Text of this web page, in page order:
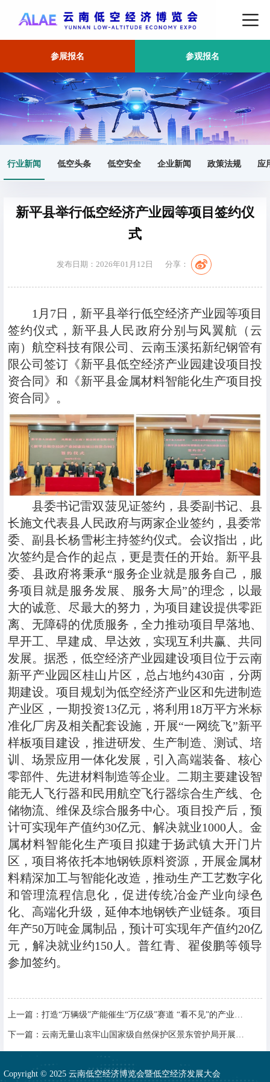
参展报名 参观报名
行业新闻 低空头条 低空安全 企业新闻 政策法规 应
首页 行业新闻 正文
新平县举行低空经济产业园等项目签约仪
式
发布日期：2026年01月12日 分享：
1月7日，新平县举行低空经济产业园等项目
签约仪式，新平县人民政府分别与风翼航（云
南）航空科技有限公司、云南玉溪拓新纪钢管有
限公司签订《新平县低空经济产业园建设项目投
资合同》和《新平县金属材料智能化生产项目投
资合同》。
县委书记雷双菠见证签约，县委副书记、县
长施文代表县人民政府与两家企业签约，县委常
委、副县长杨雪彬主持签约仪式。会议指出，此
次签约是合作的起点，更是责任的开始。新平县
委、县政府将秉承“服务企业就是服务自己，服
务项目就是服务发展、服务大局”的理念，以最
大的诚意、尽最大的努力，为项目建设提供零距
离、无障碍的优质服务，全力推动项目早落地、
早开工、早建成、早达效，实现互利共赢、共同
发展。据悉，低空经济产业园建设项目位于云南
新平产业园区桂山片区，总占地约430亩，分两
期建设。项目规划为低空经济产业区和先进制造
产业区，一期投资13亿元，将利用18万平方米标
准化厂房及相关配套设施，开展“一网统飞”新平
样板项目建设，推进研发、生产制造、测试、培
训、场景应用一体化发展，引入高端装备、核心
零部件、先进材料制造等企业。二期主要建设智
能无人飞行器和民用航空飞行器综合生产线、仓
储物流、维保及综合服务中心。项目投产后，预
计可实现年产值约30亿元、解决就业1000人。金
属材料智能化生产项目拟建于扬武镇大开门片
区，项目将依托本地钢铁原料资源，开展金属材
料精深加工与智能化改造，推动生产工艺数字化
和管理流程信息化，促进传统冶金产业向绿色
化、高端化升级，延伸本地钢铁产业链条。项目
年产50万吨金属制品，预计可实现年产值约20亿
元，解决就业约150人。普红青、翟俊鹏等领导
参加签约。
上一篇：
下一篇：
Copyright © 2025 云南低空经济博览会暨低空经济发展大会